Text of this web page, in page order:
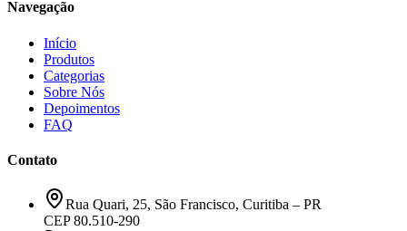
Navegação
Início
Produtos
Categorias
Sobre Nós
Depoimentos
FAQ
Contato
Rua Quari, 25, São Francisco, Curitiba – PR
CEP80.510-290